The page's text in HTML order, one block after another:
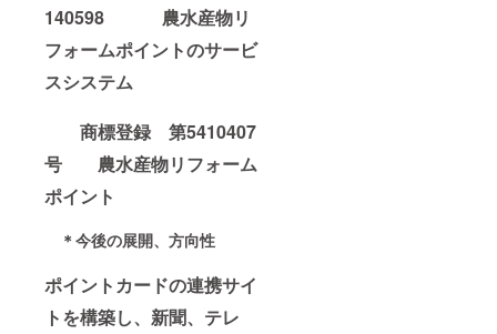
140598 農水産物リ
フォームポイントのサービ
スシステム
商標登録 第5410407
号 農水産物リフォーム
ポイント
＊今後の展開、方向性
ポイントカードの連携サイ
トを構築し、新聞、テレ